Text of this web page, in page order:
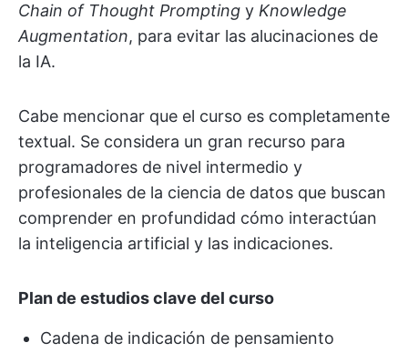
Chain of Thought Prompting y Knowledge
Augmentation, para evitar las alucinaciones de
la IA.
Cabe mencionar que el curso es completamente
textual. Se considera un gran recurso para
programadores de nivel intermedio y
profesionales de la ciencia de datos que buscan
comprender en profundidad cómo interactúan
la inteligencia artificial y las indicaciones.
Plan de estudios clave del curso
Cadena de indicación de pensamiento